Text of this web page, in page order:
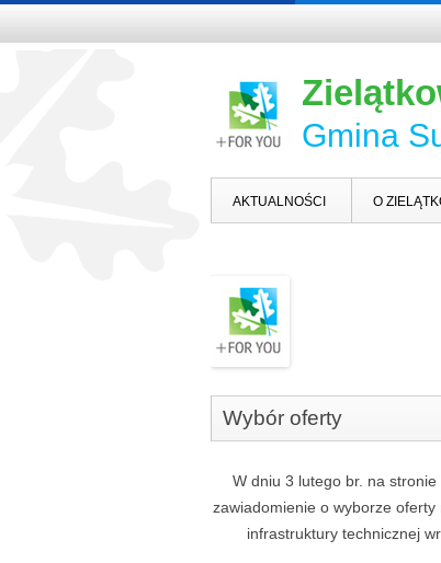
Gmina
AKTUALNOŚCI O
Wybór oferty
W dniu 3 lutego br. na
zawiadomienie o wyborze oferty
infrastruktury technicznej